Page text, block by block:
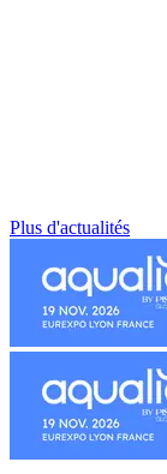
Plus d'actualités